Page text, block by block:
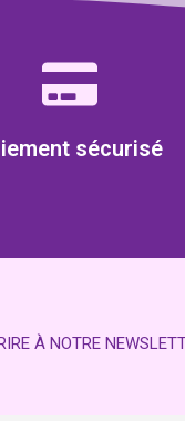
sécurisé
À NOTRE